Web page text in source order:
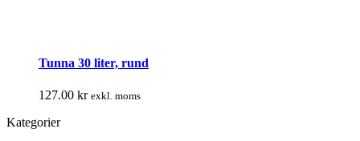
Tunna 30 liter, rund
127.00 kr exkl. moms
Kategorier